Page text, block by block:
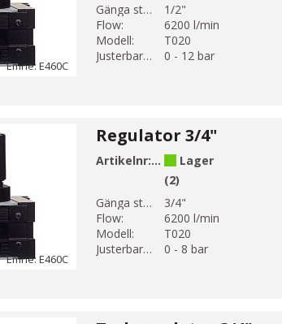
Emne: E460C
Gänga storlek 1:
1/2"
Flow:
6200 l/min
Modell:
T020
Justerbart tryck:
0 - 12 bar
Emne: E460C
Regulator 3/4"
Artikelnr:E460-5-3C
Lager
(2)
Gänga storlek 1:
3/4"
Flow:
6200 l/min
Modell:
T020
Justerbart tryck:
0 - 8 bar